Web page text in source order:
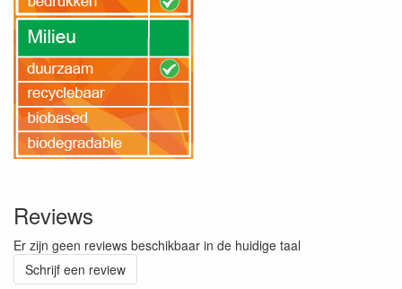
Reviews
Er zijn geen reviews beschikbaar in de huidige taal
Schrijf een review